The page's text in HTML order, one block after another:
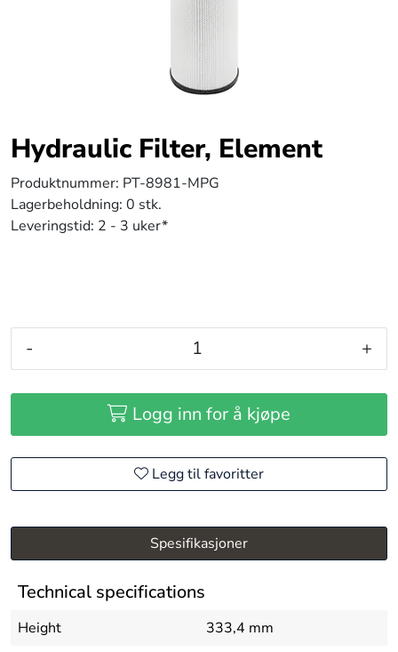
Hydraulic Filter, Element
Produktnummer: PT-8981-MPG
Lagerbeholdning: 0 stk.
Leveringstid: 2 - 3 uker*
- +
Logg inn for å kjøpe
Legg til favoritter
Spesifikasjoner
Technical specifications
Height
333,4 mm